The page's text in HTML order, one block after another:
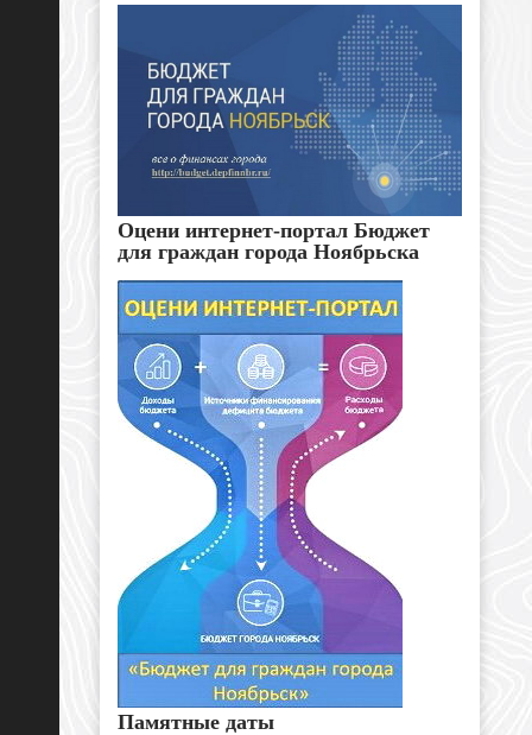
Оцени интернет-портал Бюджет
для граждан города Ноябрьска
Памятные даты